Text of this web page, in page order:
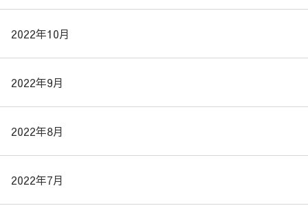
2022年10月
2022年9月
2022年8月
2022年7月